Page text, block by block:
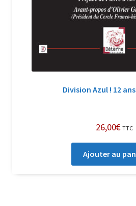
Suivi de la Commande
Division Azul ! 12
26,00€ TTC
Ajouter au